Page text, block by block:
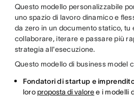
Questo modello personalizzabile
uno spazio di lavoro dinamico e
da zero in un documento statico, tu
collaborare, iterare e passare più
strategia all'esecuzione.
Questo modello di business model
Fondatori di startup e
loroproposta di valoree i modelli